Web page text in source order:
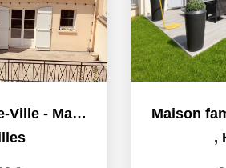
Houilles Centre-Ville - Maison familiale
,